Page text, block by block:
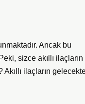
Ancak bu
sizce akıllı ilaçların
ilaçların